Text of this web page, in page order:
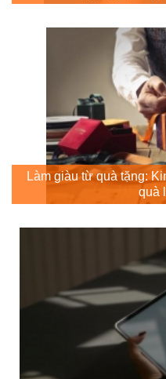
Làm giàu từ quà tặng:
quà